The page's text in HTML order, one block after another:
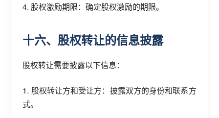
4. 股权激励期限：确定股权激励的期限。
十六、股权转让的信息披露
股权转让需要披露以下信息：
1. 股权转让方和受让方：披露双方的身份和联系方
式。